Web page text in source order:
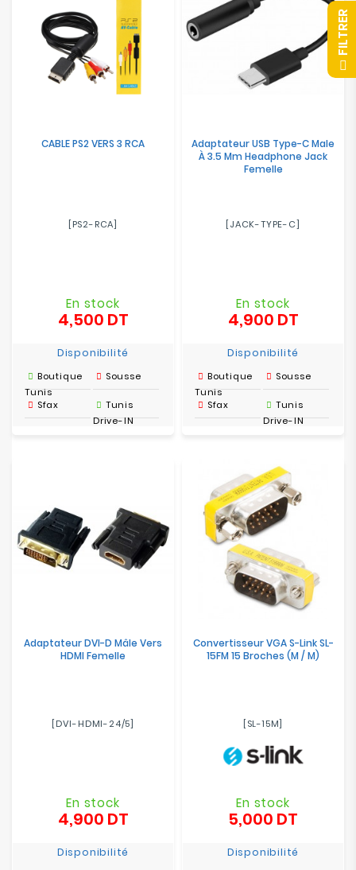
CABLE PS2 VERS 3 RCA
[PS2-RCA]
En stock
4,500 DTPrix
Disponibilité
Boutique
Tunis
Sousse
Sfax
Tunis
Drive-IN
Adaptateur USB Type-C Male
À 3.5 Mm Headphone Jack
Femelle
[JACK-TYPE-C]
En stock
4,900 DTPrix
Disponibilité
Boutique
Tunis
Sousse
Sfax
Tunis
Drive-IN
Adaptateur DVI-D Mâle Vers
HDMI Femelle
[DVI-HDMI-24/5]
En stock
4,900 DTPrix
Disponibilité
Convertisseur VGA S-Link SL-
15FM 15 Broches (M / M)
[SL-15M]
En stock
5,000 DT
Disponibilité
R